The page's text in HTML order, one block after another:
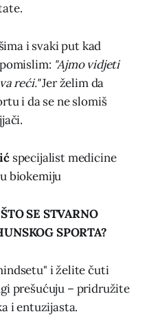
i svaki put kad
"Ajmo vidjeti
reći."Jer želim da
i da se ne slomiš
specijalist medicine
biokemiju
SE STVARNO
SPORTA?
i želite čuti
prešućuju – pridružite
i entuzijasta.